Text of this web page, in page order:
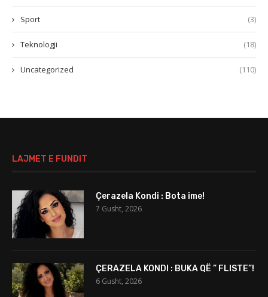
Sport (3)
Teknologji (18)
Uncategorized (110)
LAJMET E FUNDIT
Çerazela Kondi : Bota ime!
7 Gusht, 2026
ÇERAZELA KONDI : BUKA QË ” FLISTE”!
6 Gusht, 2026